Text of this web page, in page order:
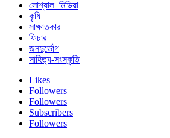
সোশ্যাল_মিডিয়া
কৃষি
সাক্ষাতকার
ফিচার
জনদুর্ভোগ
সাহিত্য-সংস্কৃতি
Likes
Followers
Followers
Subscribers
Followers